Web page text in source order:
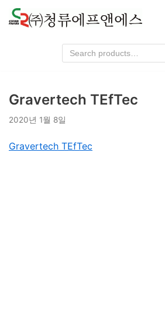
콘
텐
뛰
기
Gravertech TEfTec
2020년 1월 8일
Gravertech TEfTec